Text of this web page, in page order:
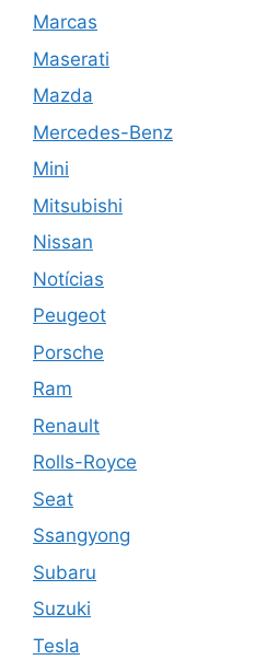
Marcas
Maserati
Mazda
Mercedes-Benz
Mini
Mitsubishi
Nissan
Notícias
Peugeot
Porsche
Ram
Renault
Rolls-Royce
Seat
Ssangyong
Subaru
Suzuki
Tesla